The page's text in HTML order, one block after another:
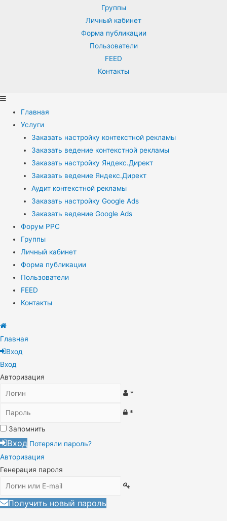
Группы
Личный кабинет
Форма публикации
Пользователи
FEED
Контакты
Главная
Услуги
Заказать настройку контекстной рекламы
Заказать ведение контекстной рекламы
Заказать настройку Яндекс.Директ
Заказать ведение Яндекс.Директ
Аудит контекстной рекламы
Заказать настройку Google Ads
Заказать ведение Google Ads
Форум PPC
Группы
Личный кабинет
Форма публикации
Пользователи
FEED
Контакты
Главная
Вход
Вход
Авторизация
*
*
Запомнить
Вход Потеряли пароль?
Авторизация
Генерация пароля
Получить новый пароль